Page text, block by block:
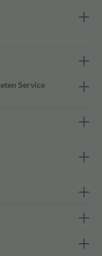
Service